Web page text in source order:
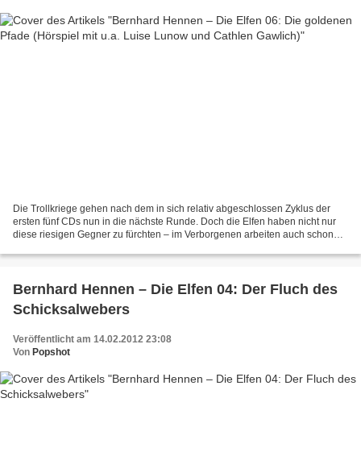
Die Trollkriege gehen nach dem in sich relativ abgeschlossen Zyklus der
ersten fünf CDs nun in die nächste Runde. Doch die Elfen haben nicht nur
diese riesigen Gegner zu fürchten – im Verborgenen arbeiten auch schon
Bernhard Hennen – Die Elfen 04: Der Fluch des
Schicksalwebers
Veröffentlicht am 14.02.2012 23:08
Von Popshot